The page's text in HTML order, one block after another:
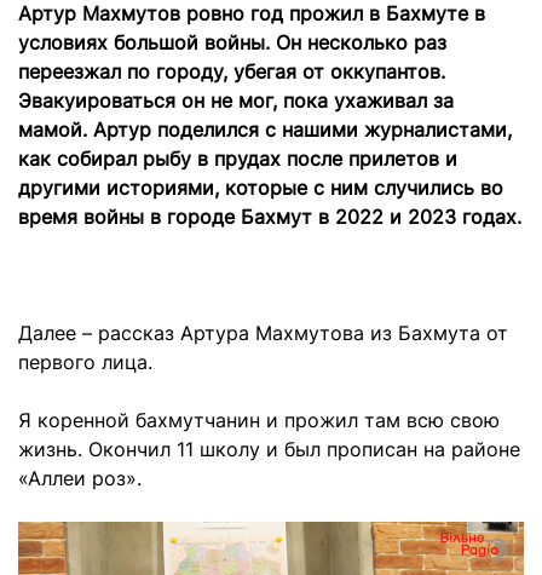
Артур Махмутов ровно год прожил в Бахмуте в
условиях большой войны. Он несколько раз
переезжал по городу, убегая от оккупантов.
Эвакуироваться он не мог, пока ухаживал за
мамой. Артур поделился с нашими журналистами,
как собирал рыбу в прудах после прилетов и
другими историями, которые с ним случились во
время войны в городе Бахмут в 2022 и 2023 годах.
Далее – рассказ Артура Махмутова из Бахмута от
первого лица.
Я коренной бахмутчанин и прожил там всю свою
жизнь. Окончил 11 школу и был прописан на районе
«Аллеи роз».